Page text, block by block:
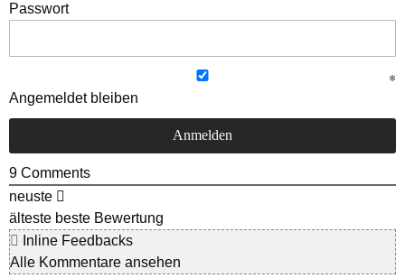
Passwort
Angemeldet bleiben
9 Comments
neuste
älteste beste Bewertung
Inline Feedbacks
Alle Kommentare ansehen